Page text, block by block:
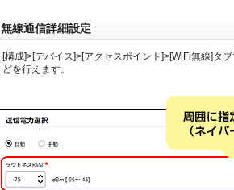
無線通信詳細設定
[構成]>[デバイス]>[アクセスポイント]>[WiFi無線]タ
どを行えます。